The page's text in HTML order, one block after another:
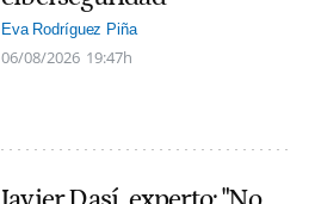
Eva Rodríguez Piña
06/08/2026 19:47h